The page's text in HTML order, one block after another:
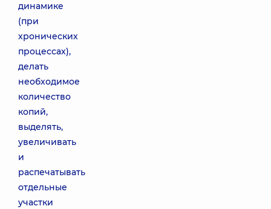
динамике
(при
хронических
процессах),
делать
необходимое
количество
копий,
выделять,
увеличивать
и
распечатывать
отдельные
участки